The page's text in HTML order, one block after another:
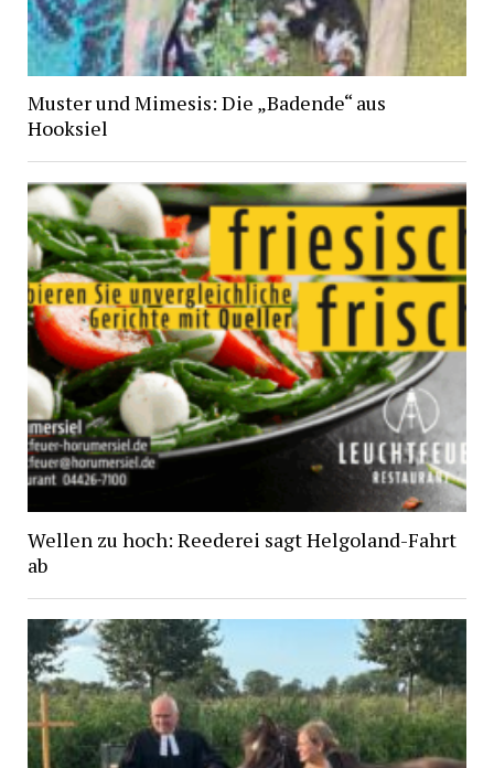
Muster und Mimesis: Die „Badende“ aus
Hooksiel
Wellen zu hoch: Reederei sagt Helgoland-Fahrt
ab